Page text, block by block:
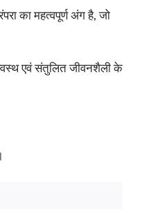
का महत्वपूर्ण अंग है, जो
एवं संतुलित जीवनशैली के